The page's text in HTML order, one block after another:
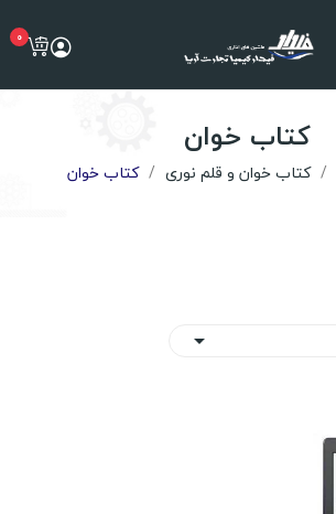
0
کتاب خوان
کتاب خوان و قلم نوری کتاب خوان
